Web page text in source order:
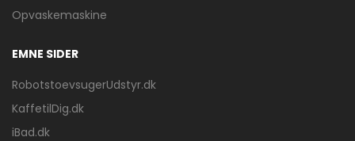
Opvaskemaskine
EMNE SIDER
RobotstoevsugerUdstyr.dk
KaffetilDig.dk
iBad.dk